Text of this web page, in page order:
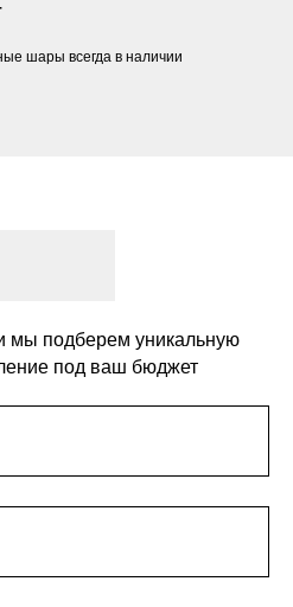
шары всегда в наличии
мы подберем уникальную
под ваш бюджет